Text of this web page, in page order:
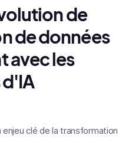
de
de données
avec les
clé de la transformation